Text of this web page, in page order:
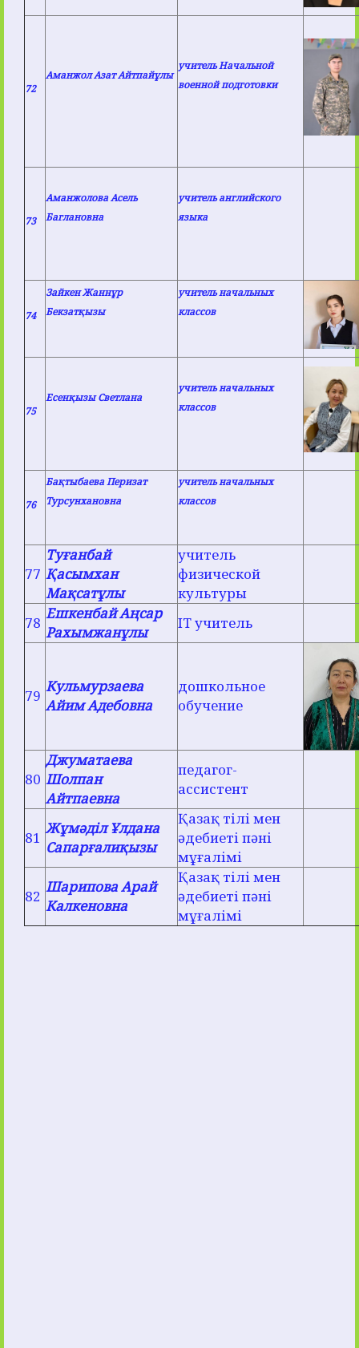
72
Аманжол Азат Айтпайұлы
учитель Начальной
военной подготовки
73
Аманжолова Асель
Баглановна
учитель английского
языка
74
Зайкен Жаннұр
Бекзатқызы
учитель начальных
классов
75
Есенқызы Светлана
учитель начальных
классов
76
Бақтыбаева Перизат
Турсунхановна
учитель начальных
классов
77
Туғанбай
Қасымхан
Мақсатұлы
учитель
физической
культуры
78
Ешкенбай Аңсар
Рахымжанұлы
IT учитель
79
Кульмурзаева
Айим Адебовна
дошкольное
обучение
80
Джуматаева
Шолпан
Айтпаевна
педагог-
ассистент
81
Жұмәділ Ұлдана
Сапарғалиқызы
Қазақ тілі мен
әдебиеті пәні
мұғалімі
82
Шарипова Арай
Калкеновна
Қазақ тілі мен
әдебиеті пәні
мұғалімі